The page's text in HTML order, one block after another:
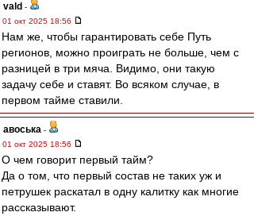
vald -
01 окт 2025 18:56
Нам же, чтобы гарантировать себе Путь
регионов, можно проиграть не больше, чем с
разницей в три мяча. Видимо, они такую
задачу себе и ставят. Во всяком случае, в
первом тайме ставили.
авоська -
01 окт 2025 18:56
О чем говорит первый тайм?
Да о том, что первый состав не таких уж и
петрушек раскатал в одну калитку как многие
рассказывают.